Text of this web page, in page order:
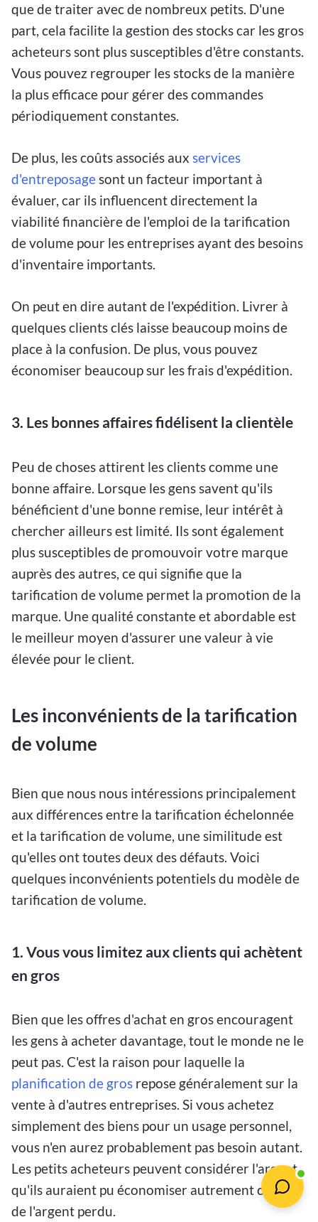
que de traiter avec de nombreux petits. D'une
part, cela facilite la gestion des stocks car les gros
acheteurs sont plus susceptibles d'être constants.
Vous pouvez regrouper les stocks de la manière
la plus efficace pour gérer des commandes
périodiquement constantes.
De plus, les coûts associés aux services
d'entreposagesont un facteur important à
évaluer, car ils influencent directement la
viabilité financière de l'emploi de la tarification
de volume pour les entreprises ayant des besoins
d'inventaire importants.
On peut en dire autant de l'expédition. Livrer à
quelques clients clés laisse beaucoup moins de
place à la confusion. De plus, vous pouvez
économiser beaucoup sur les frais d'expédition.
3. Les bonnes affaires fidélisent la clientèle
Peu de choses attirent les clients comme une
bonne affaire. Lorsque les gens savent qu'ils
bénéficient d'une bonne remise, leur intérêt à
chercher ailleurs est limité. Ils sont également
plus susceptibles de promouvoir votre marque
auprès des autres, ce qui signifie que la
tarification de volume permet la promotion de la
marque. Une qualité constante et abordable est
le meilleur moyen d'assurer une valeur à vie
élevée pour le client.
Les inconvénients de la tarification
de volume
Bien que nous nous intéressions principalement
aux différences entre la tarification échelonnée
et la tarification de volume, une similitude est
qu'elles ont toutes deux des défauts. Voici
quelques inconvénients potentiels du modèle de
tarification de volume.
1. Vous vous limitez aux clients qui achètent
en gros
Bien que les offres d'achat en gros encouragent
les gens à acheter davantage, tout le monde ne le
peut pas. C'est la raison pour laquelle la
planification de gros repose généralement sur la
vente à d'autres entreprises. Si vous achetez
simplement des biens pour un usage personnel,
vous n'en aurez probablement pas besoin autant.
Les petits acheteurs peuvent considérer l'argent
qu'ils auraient pu économiser autrement comme
de l'argent perdu.